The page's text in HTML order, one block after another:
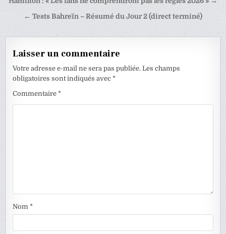
← Tests Bahreïn – Résumé du Jour 2 (direct terminé)
Laisser un commentaire
Votre adresse e-mail ne sera pas publiée. Les champs
obligatoires sont indiqués avec*
Commentaire*
Nom*